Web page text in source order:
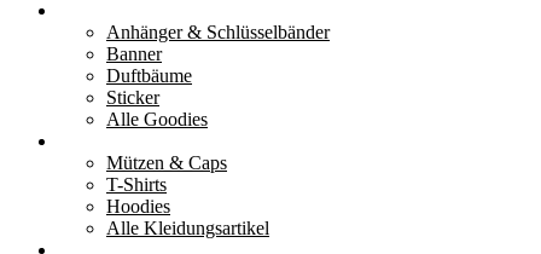
Anhänger & Schlüsselbänder
Banner
Duftbäume
Sticker
Alle Goodies
Mützen & Caps
T-Shirts
Hoodies
Alle Kleidungsartikel